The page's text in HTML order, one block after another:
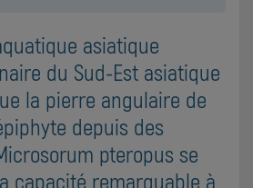
asiatique
du Sud-Est asiatique
la pierre angulaire de
depuis des
pteropus se
capacité remarquable à